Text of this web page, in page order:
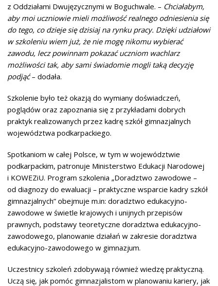
z Oddziałami Dwujęzycznymi w Boguchwale. – Chciałabym,
aby moi uczniowie mieli możliwość realnego odniesienia się
do tego, co dzieje się dzisiaj na rynku pracy. Dzięki udziałowi
w szkoleniu wiem już, że nie mogę nikomu wybierać
zawodu, lecz powinnam pokazać uczniom wachlarz
możliwości tak, aby sami świadomie mogli taką decyzję
podjąć– dodała.
Szkolenie było też okazją do wymiany doświadczeń,
poglądów oraz zapoznania się z przykładami dobrych
praktyk realizowanych przez kadrę szkół gimnazjalnych
województwa podkarpackiego.
Spotkaniom w całej Polsce, w tym w województwie
podkarpackim, patronuje Ministerstwo Edukacji Narodowej
i KOWEZiU. Program szkolenia „Doradztwo zawodowe –
od diagnozy do ewaluacji – praktyczne wsparcie kadry szkół
gimnazjalnych” obejmuje m.in: doradztwo edukacyjno-
zawodowe w świetle krajowych i unijnych przepisów
prawnych, podstawy teoretyczne doradztwa edukacyjno-
zawodowego, planowanie działań w zakresie doradztwa
edukacyjno-zawodowego w gimnazjum.
Uczestnicy szkoleń zdobywają również wiedzę praktyczną.
Uczą się, jak pomóc gimnazjalistom w planowaniu kariery, jak